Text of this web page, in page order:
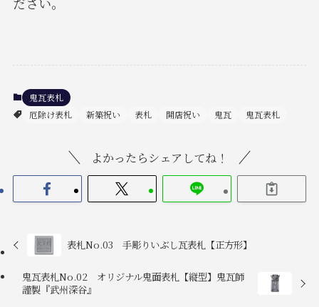
鬼瓦表札
厄除け表札
新築祝い 表札 開店祝い 鬼瓦 鬼瓦表札
よかったらシェアしてね！
表札No.03 手彫りいぶし瓦表札【正方形】
鬼瓦表札No.02 オリジナル鬼面表札【縦型】鬼瓦師
謹製『武州深谷』